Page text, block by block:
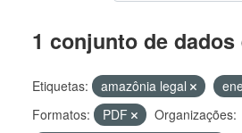
1 conjunto de
Etiquetas: amazônia legal
Formatos:
PDF
Organizações: